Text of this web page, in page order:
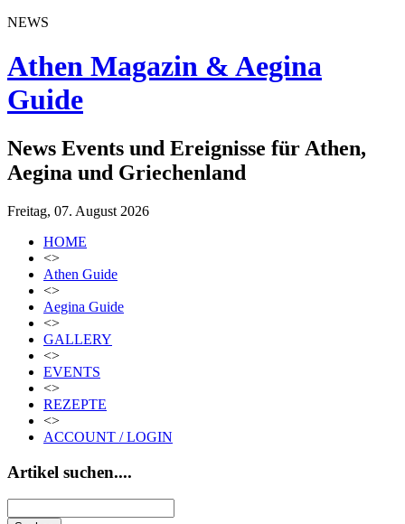
NEWS
Athen Magazin & Aegina
Guide
News Events und Ereignisse für Athen,
Aegina und Griechenland
Freitag, 07. August 2026
HOME
<>
Athen Guide
<>
Aegina Guide
<>
GALLERY
<>
EVENTS
<>
REZEPTE
<>
ACCOUNT / LOGIN
Artikel suchen....